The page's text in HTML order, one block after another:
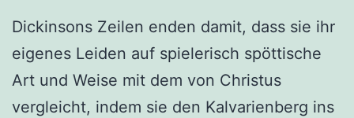
Dickinsons Zeilen enden damit, dass sie ihr
eigenes Leiden auf spielerisch spöttische
Art und Weise mit dem von Christus
vergleicht, indem sie den Kalvarienberg ins